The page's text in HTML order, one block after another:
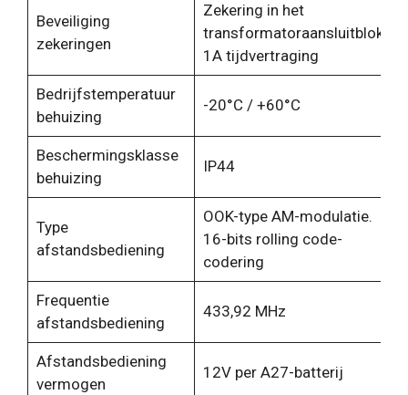
Beveiliging
zekeringen
Zekering in het
transformatoraansluitblok
1A tijdvertraging
Bedrijfstemperatuur
behuizing
-20°C / +60°C
Beschermingsklasse
behuizing
IP44
Type
afstandsbediening
OOK-type AM-modulatie.
16-bits rolling code-
codering
Frequentie
afstandsbediening
433,92 MHz
Afstandsbediening
vermogen
12V per A27-batterij